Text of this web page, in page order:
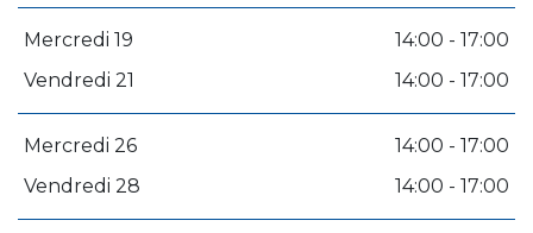
Mercredi 19
14:00 - 17:00
Vendredi 21
14:00 - 17:00
Mercredi 26
14:00 - 17:00
Vendredi 28
14:00 - 17:00